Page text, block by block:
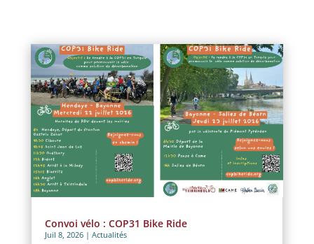
Convoi vélo : COP31 Bike Ride
Juil 8, 2026| Actualités